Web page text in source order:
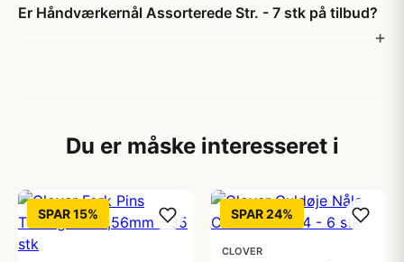
Er Håndværkernål Assorterede Str. - 7 stk på tilbud?
Du er måske interesseret i
SPAR 15% SPAR 24%
CLOVER